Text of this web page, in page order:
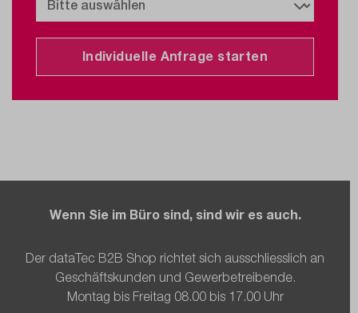
Individuelle Anfrage starten
Wenn Sie im Büro sind, sind wir es auch.
Der dataTec B2B Shop richtet sich ausschliesslich an
Geschäftskunden und Gewerbetreibende.
Montag bis Freitag 08.00 bis 17.00 Uhr